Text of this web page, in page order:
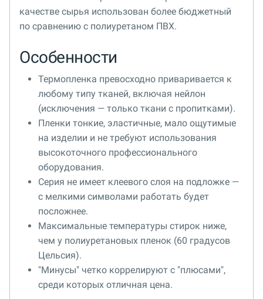
качестве сырья использован более бюджетный
по сравнению с полиуретаном ПВХ.
Особенности
Термопленка превосходно приваривается к
любому типу тканей, включая нейлон
(исключения — только ткани с пропитками).
Пленки тонкие, эластичные, мало ощутимые
на изделии и не требуют использования
высокоточного профессионального
оборудования.
Серия не имеет клеевого слоя на подложке —
с мелкими символами работать будет
посложнее.
Максимальные температуры стирок ниже,
чем у полиуретановых пленок (60 градусов
Цельсия).
"Минусы" четко коррелируют с "плюсами",
среди которых отличная цена.